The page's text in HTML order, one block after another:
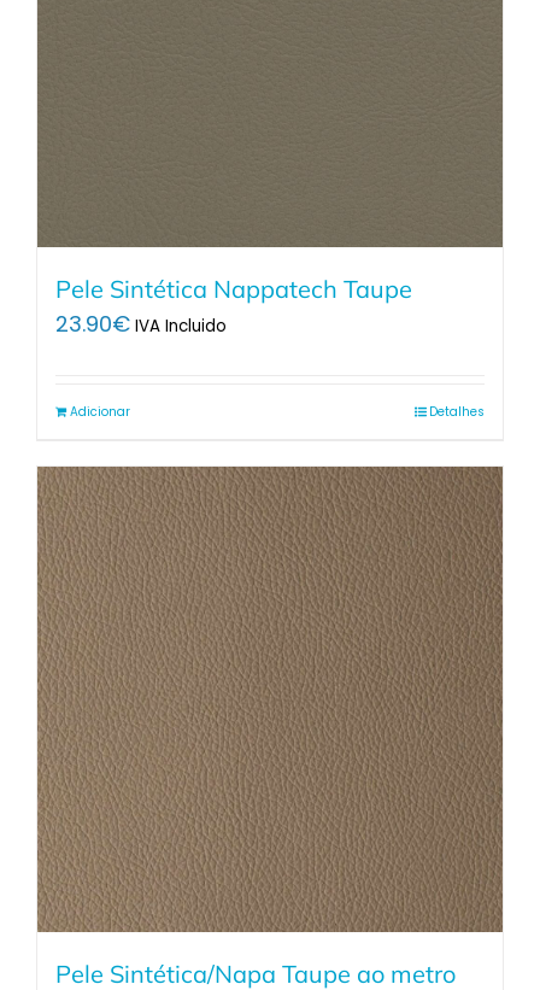
Pele Sintética Nappatech Taupe
23.90€ IVA Incluido
Adicionar Detalhes
Pele Sintética/Napa Taupe ao metro